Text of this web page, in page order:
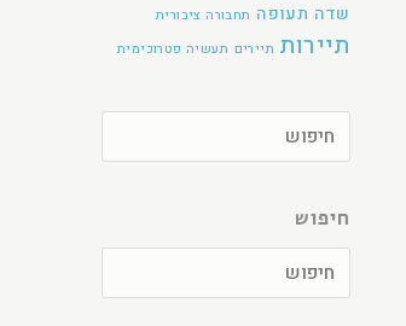
שדה תעופה תחבורה ציבורית
תיירות תיירים תעשיה פטרוכימית
חיפוש